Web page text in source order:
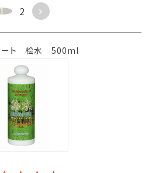
1 2
ート 桧水 500ml